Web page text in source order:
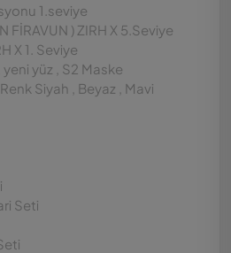
1.seviye
FİRAVUN ) ZIRH X 5.Seviye
X 1. Seviye
yüz , S2 Maske
Siyah , Beyaz , Mavi
Seti